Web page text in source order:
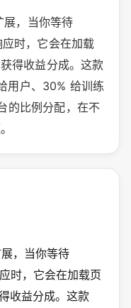
，当你等待
时，它会在加载
得收益分成。这款
用户、30% 给训练
的比例分配，在不
，当你等待
时，它会在加载页
收益分成。这款